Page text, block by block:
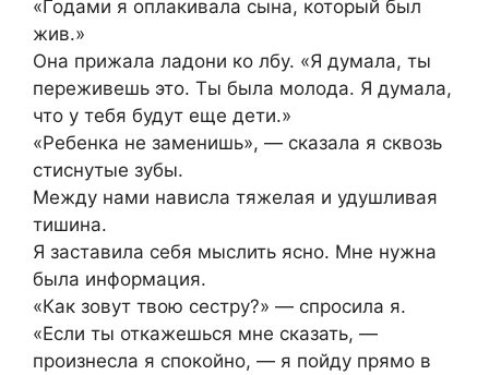
«Годами я оплакивала сына, который был
жив.»
Она прижала ладони ко лбу. «Я думала, ты
переживешь это. Ты была молода. Я думала,
что у тебя будут еще дети.»
«Ребенка не заменишь», — сказала я сквозь
стиснутые зубы.
Между нами нависла тяжелая и удушливая
тишина.
Я заставила себя мыслить ясно. Мне нужна
была информация.
«Как зовут твою сестру?» — спросила я.
«Если ты откажешься мне сказать, —
произнесла я спокойно, — я пойду прямо в